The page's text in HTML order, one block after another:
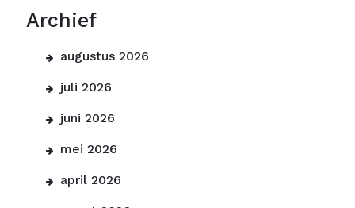
Archief
augustus 2026
juli 2026
juni 2026
mei 2026
april 2026